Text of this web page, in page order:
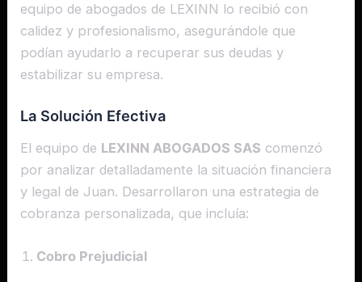
equipo de abogados de LEXINN lo recibió con
calidez y profesionalismo, asegurándole que
podían ayudarlo a recuperar sus deudas y
estabilizar su empresa.
La Solución Efectiva
El equipo de LEXINN ABOGADOS SAS comenzó
por analizar detalladamente la situación financiera
y legal de Juan. Desarrollaron una estrategia de
cobranza personalizada, que incluía:
Cobro Prejudicial